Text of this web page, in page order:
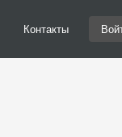
Контакты